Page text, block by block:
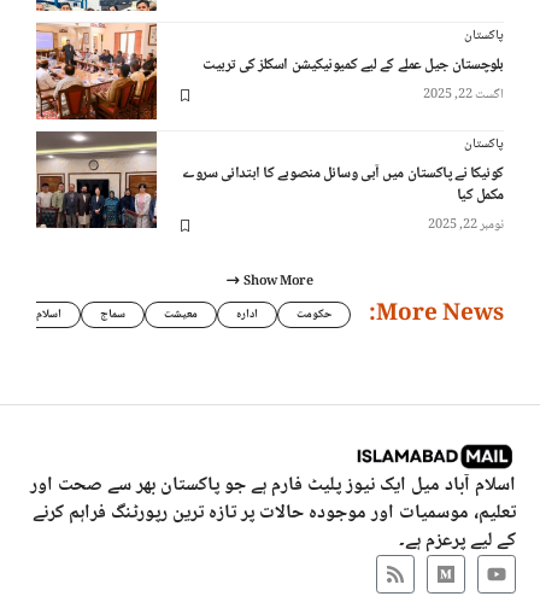
پاکستان
بلوچستان جیل عملے کے لیے کمیونیکیشن اسکلز کی تربیت
اگست 22, 2025
پاکستان
کوئیکا نے پاکستان میں آبی وسائل منصوبے کا ابتدائی سروے
مکمل کیا
نومبر 22, 2025
Show More
More News: حکومت ادارہ معیشت سماج اسلام
اسلام آباد میل ایک نیوز پلیٹ فارم ہے جو پاکستان بھر سے صحت اور
تعلیم، موسمیات اور موجودہ حالات پر تازہ ترین رپورٹنگ فراہم کرنے
کے لیے پرعزم ہے۔